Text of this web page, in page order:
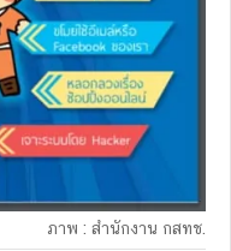
ภาพ : สำนักงาน กสทช.